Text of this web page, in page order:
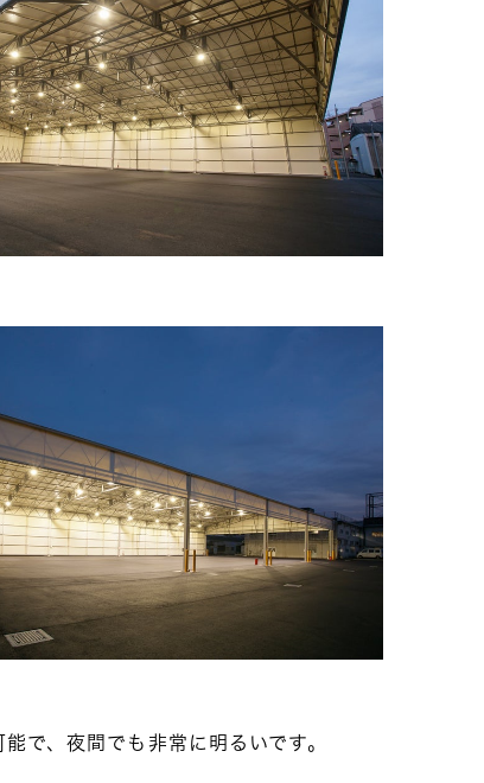
で、夜間でも非常に明るいです。